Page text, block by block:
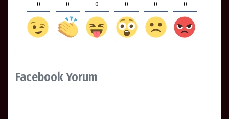
0 0 0 0 0 0
Facebook Yorum